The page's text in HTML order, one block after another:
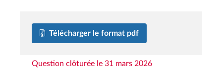
Télécharger le format pdf
Question clôturée le 31 mars 2026